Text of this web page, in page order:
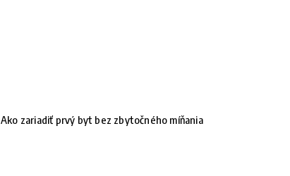
Ako zariadiť prvý byt bez zbytočného míňania